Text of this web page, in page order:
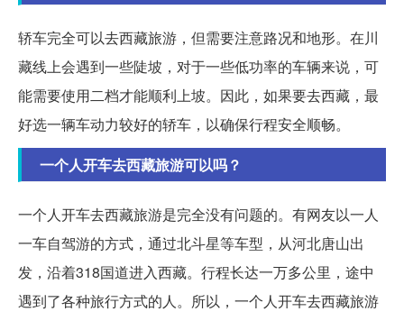
轿车完全可以去西藏旅游，但需要注意路况和地形。在川
藏线上会遇到一些陡坡，对于一些低功率的车辆来说，可
能需要使用二档才能顺利上坡。因此，如果要去西藏，最
好选一辆车动力较好的轿车，以确保行程安全顺畅。
一个人开车去西藏旅游可以吗？
一个人开车去西藏旅游是完全没有问题的。有网友以一人
一车自驾游的方式，通过北斗星等车型，从河北唐山出
发，沿着318国道进入西藏。行程长达一万多公里，途中
遇到了各种旅行方式的人。所以，一个人开车去西藏旅游